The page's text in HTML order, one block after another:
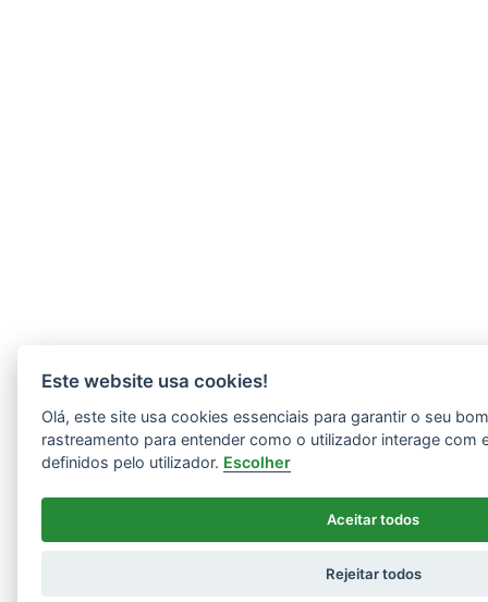
Este website usa cookies!
Olá, este site usa cookies essenciais para garantir o seu
rastreamento para entender como o utilizador interage com
definidos pelo utilizador. Escolher
Aceitar todos
Rejeitar todos